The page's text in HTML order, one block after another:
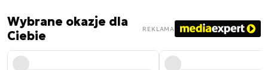
Wybrane okazje dla
Ciebie
REKLAMA